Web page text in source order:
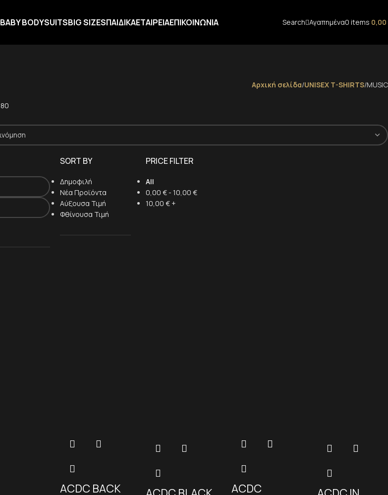
BABY BODYSUITSBIG SIZESΠΑΙΔΙΚΑΕΤΑΙΡΕΙΑΕΠΙΚΟΙΝΩΝΙΑ Search Αγαπημένα0 items 0,00
Αρχική σελίδα UNISEX T-SHIRTS MUSIC
80
SORT BY
Δημοφιλή
Νέα Προϊόντα
Αύξουσα Τιμή
Φθίνουσα Τιμή
PRICE FILTER
All
0,00 €- 10,00 €
10,00 € +
ACDC BACK
ACDC